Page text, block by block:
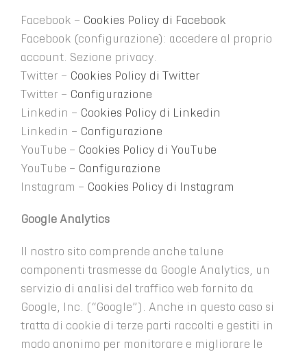
Facebook – Cookies Policy di Facebook
Facebook (configurazione): accedere al proprio
account. Sezione privacy.
Twitter – Cookies Policy di Twitter
Twitter – Configurazione
Linkedin – Cookies Policy di Linkedin
Linkedin – Configurazione
YouTube – Cookies Policy di YouTube
YouTube – Configurazione
Instagram – Cookies Policy di Instagram
Google Analytics
Il nostro sito comprende anche talune
componenti trasmesse da Google Analytics, un
servizio di analisi del traffico web fornito da
Google, Inc. (“Google”). Anche in questo caso si
tratta di cookie di terze parti raccolti e gestiti in
modo anonimo per monitorare e migliorare le